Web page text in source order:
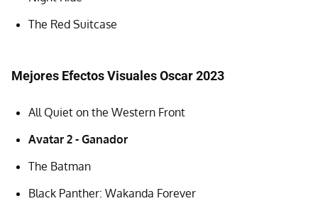
The Red Suitcase
Mejores Efectos Visuales Oscar 2023
All Quiet on the Western Front
Avatar 2 - Ganador
The Batman
Black Panther: Wakanda Forever